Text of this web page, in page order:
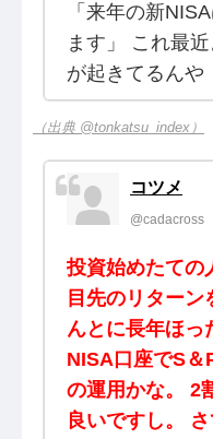
「来年の新
ます」 これ最
が起きてるんや
（出典 @tonkatsu_index）
コツメ
@cadacross
投資始めたての
目先のリター
んとに長年ほっ
NISA口座でS＆
の運用かな。 2
良いですし。